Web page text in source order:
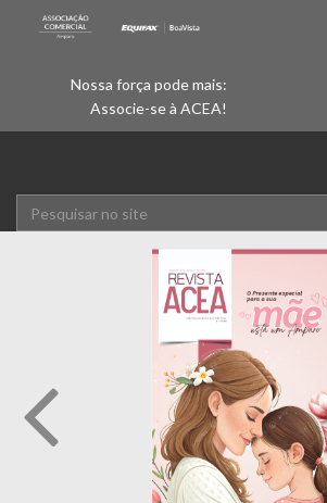
Nossa força pode mais:
Associe-se à ACEA!